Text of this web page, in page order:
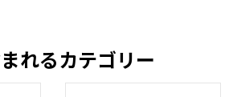
れるカテゴリー